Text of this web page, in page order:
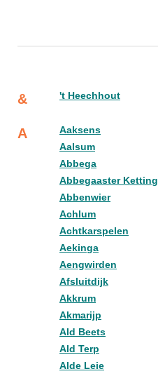
& 't Heechhout
A
Aaksens
Aalsum
Abbega
Abbegaaster Ketting
Abbenwier
Achlum
Achtkarspelen
Aekinga
Aengwirden
Afsluitdijk
Akkrum
Akmarijp
Ald Beets
Ald Terp
Alde Leie